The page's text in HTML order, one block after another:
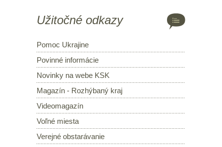
Užitočné odkazy
Pomoc Ukrajine
Povinné informácie
Novinky na webe KSK
Magazín - Rozhýbaný kraj
Videomagazín
Voľné miesta
Verejné obstarávanie